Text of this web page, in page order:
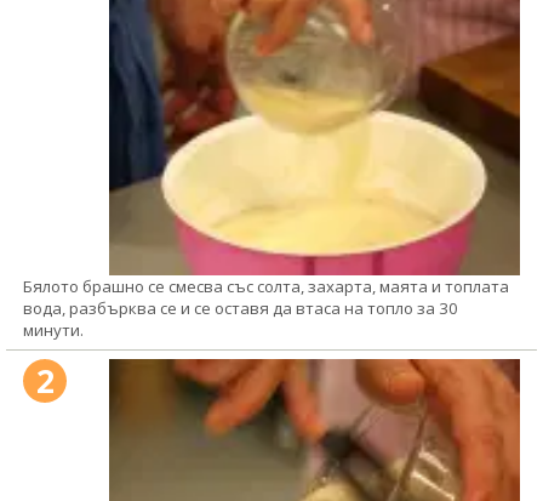
Бялото брашно се смесва със солта, захарта, маята и топлата
вода, разбърква се и се оставя да втаса на топло за 30
минути.
2